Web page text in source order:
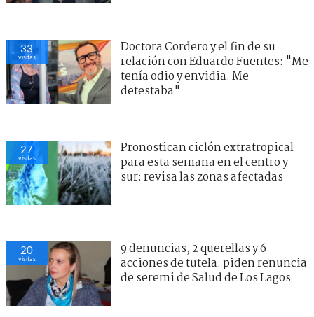
33
visitas
Doctora Cordero y el fin de su
relación con Eduardo Fuentes: "Me
tenía odio y envidia. Me
detestaba"
27
visitas
Pronostican ciclón extratropical
para esta semana en el centro y
sur: revisa las zonas afectadas
20
visitas
9 denuncias, 2 querellas y 6
acciones de tutela: piden renuncia
de seremi de Salud de Los Lagos